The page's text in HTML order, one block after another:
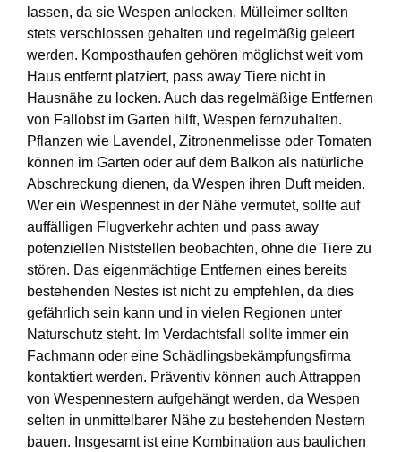
lassen, da sie Wespen anlocken. Mülleimer sollten
stets verschlossen gehalten und regelmäßig geleert
werden. Komposthaufen gehören möglichst weit vom
Haus entfernt platziert, pass away Tiere nicht in
Hausnähe zu locken. Auch das regelmäßige Entfernen
von Fallobst im Garten hilft, Wespen fernzuhalten.
Pflanzen wie Lavendel, Zitronenmelisse oder Tomaten
können im Garten oder auf dem Balkon als natürliche
Abschreckung dienen, da Wespen ihren Duft meiden.
Wer ein Wespennest in der Nähe vermutet, sollte auf
auffälligen Flugverkehr achten und pass away
potenziellen Niststellen beobachten, ohne die Tiere zu
stören. Das eigenmächtige Entfernen eines bereits
bestehenden Nestes ist nicht zu empfehlen, da dies
gefährlich sein kann und in vielen Regionen unter
Naturschutz steht. Im Verdachtsfall sollte immer ein
Fachmann oder eine Schädlingsbekämpfungsfirma
kontaktiert werden. Präventiv können auch Attrappen
von Wespennestern aufgehängt werden, da Wespen
selten in unmittelbarer Nähe zu bestehenden Nestern
bauen. Insgesamt ist eine Kombination aus baulichen